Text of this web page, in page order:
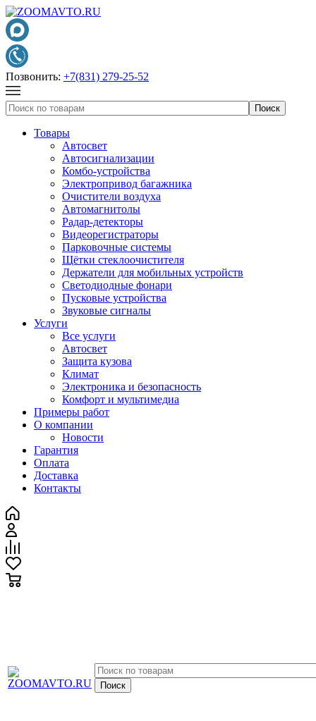
Позвонить: +7(831) 279-25-52
Товары
Автосвет
Автосигнализации
Комбо-устройства
Электропривод багажника
Очистители воздуха
Автомагнитолы
Радар-детекторы
Видеорегистраторы
Парковочные системы
Щётки стеклоочистителя
Держатели для мобильных устройств
Светодиодные фонари
Пусковые устройства
Звуковые сигналы
Услуги
Все услуги
Автосвет
Защита кузова
Климат
Электроника и безопасность
Комфорт и мультимедиа
Примеры работ
О компании
Новости
Гарантия
Оплата
Доставка
Контакты